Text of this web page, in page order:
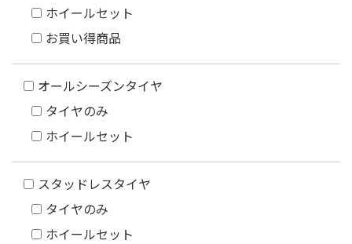
ホイールセット
お買い得商品
オールシーズンタイヤ
タイヤのみ
ホイールセット
スタッドレスタイヤ
タイヤのみ
ホイールセット